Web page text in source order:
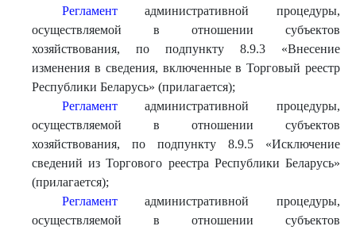
Регламентадминистративной процедуры,
осуществляемой в отношении субъектов
хозяйствования, по подпункту 8.9.3 «Внесение
изменения в сведения, включенные в Торговый реестр
Республики Беларусь» (прилагается);
Регламентадминистративной процедуры,
осуществляемой в отношении субъектов
хозяйствования, по подпункту 8.9.5 «Исключение
сведений из Торгового реестра Республики Беларусь»
(прилагается);
Регламентадминистративной процедуры,
осуществляемой в отношении субъектов